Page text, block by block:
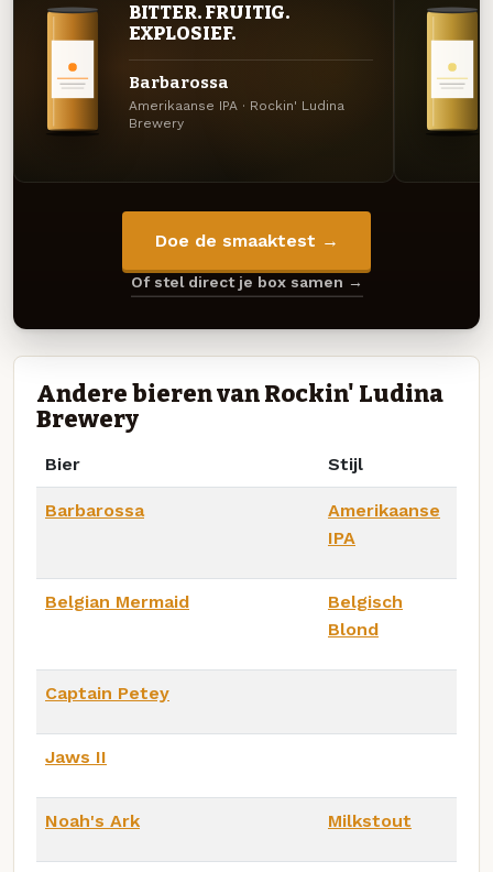
BITTER. FRUITIG.
EXPLOSIEF.
Barbarossa
Amerikaanse IPA · Rockin' Ludina
Brewery
Doe de smaaktest →
Of stel direct je box samen →
Andere bieren van Rockin' Ludina
Brewery
Bier Stijl
Barbarossa
Amerikaanse
IPA
Belgian Mermaid
Belgisch
Blond
Captain Petey
Jaws II
Noah's Ark Milkstout